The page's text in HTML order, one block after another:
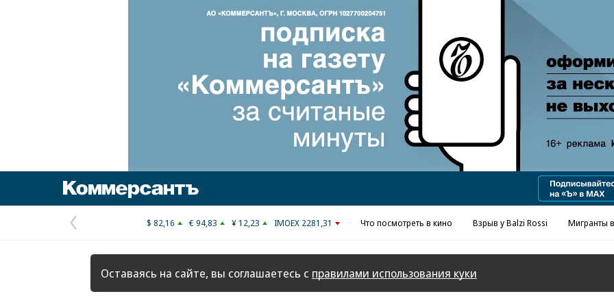
Реклама в «Ъ» www.kommersant.ru/ad
Предыдущая
страница
$ 82,16 € 94,83 ¥ 12,23 IMOEX 2281,31 Что посмотреть в кино Взрыв у Balzi Rossi Мигранты
Оставаясь на сайте, вы соглашаетесь с правилами использования куки